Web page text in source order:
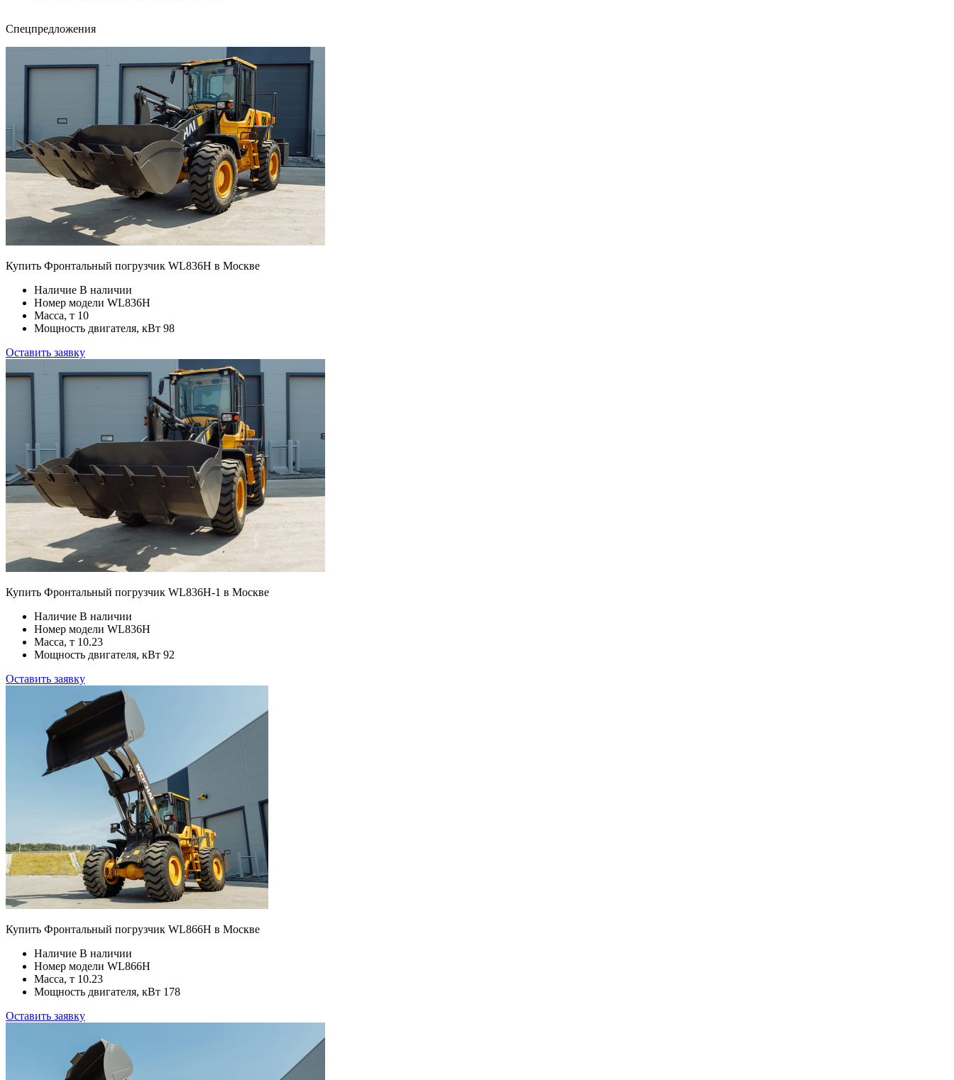
Cпецпредложения
Купить Фронтальный погрузчик WL836H в Москве
Наличие В наличии
Номер модели WL836H
Масса, т 10
Мощность двигателя, кВт 98
Оставить заявку
Купить Фронтальный погрузчик WL836H-1 в Москве
Наличие В наличии
Номер модели WL836H
Масса, т 10.23
Мощность двигателя, кВт 92
Оставить заявку
Купить Фронтальный погрузчик WL866H в Москве
Наличие В наличии
Номер модели WL866H
Масса, т 10.23
Мощность двигателя, кВт 178
Оставить заявку